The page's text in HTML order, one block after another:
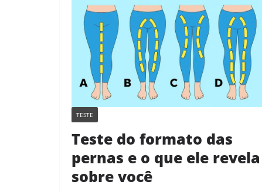
TESTE
Teste do formato das
pernas e o que ele revela
sobre você